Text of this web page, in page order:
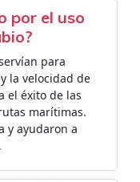
por el uso
para
la velocidad de
el éxito de las
marítimas.
y ayudaron a